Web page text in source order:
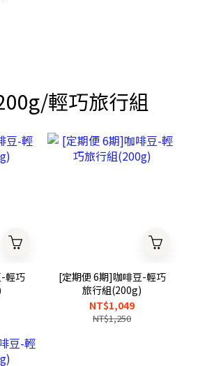
輕巧旅行組
輕巧
[定期便 6期]咖啡豆-輕巧
旅行組(200g)
NT$1,049
NT$1,250